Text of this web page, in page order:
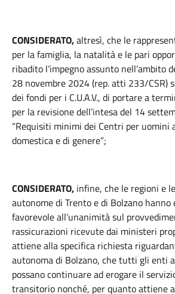
CONSIDERATO,altresì, che le
per la famiglia, la natalità e le pari
ribadito l’impegno assunto nell’ambito
28 novembre 2024 (rep. atti 233/CSR)
dei fondi per i C.U.A.V., di portare a
per la revisione dell’intesa del 14
“Requisiti minimi dei Centri per uomini
domestica e di genere”;
CONSIDERATO, infine, che le regioni e
autonome di Trento e di Bolzano hanno
favorevole all’unanimità sul
rassicurazioni ricevute dai ministeri
attiene alla specifica richiesta
autonoma di Bolzano, che tutti gli enti
possano continuare ad erogare il
transitorio nonché, per quanto attiene